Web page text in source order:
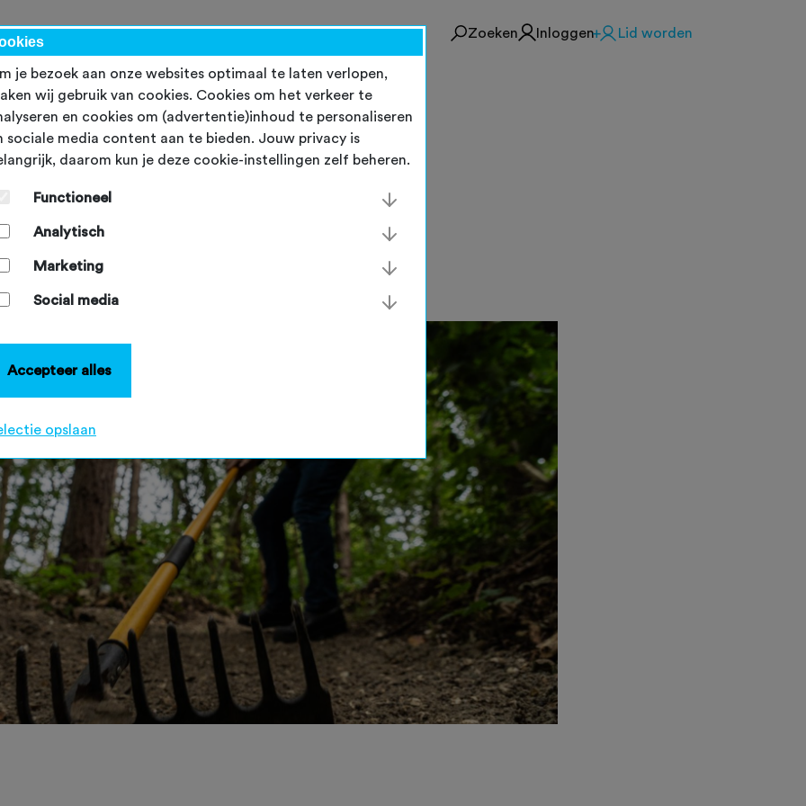
Lid worden
Inloggen
Zoeken
Trail Tribute: stem op
MTB-route
1 juni 2026
je bezoek aan onze websites optimaal te laten verlopen,
wij gebruik van cookies. Cookies om het verkeer te
en cookies om (advertentie)inhoud te personaliseren
sociale media content aan te bieden. Jouw privacy is
daarom kun je deze cookie-instellingen zelf beheren.
Functioneel
Analytisch
Marketing
Social media
Accepteer alles
opslaan